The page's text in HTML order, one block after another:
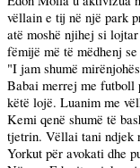
vëllain e tij në një park
atë moshë njihej si
fëmijë më të mëdhenj
"I jam shumë
Babai merrej me futboll
këtë lojë. Luanim me
Kemi qenë shumë të
tjetrin. Vëllai tani ndjek
Yorkut për avokati dhe